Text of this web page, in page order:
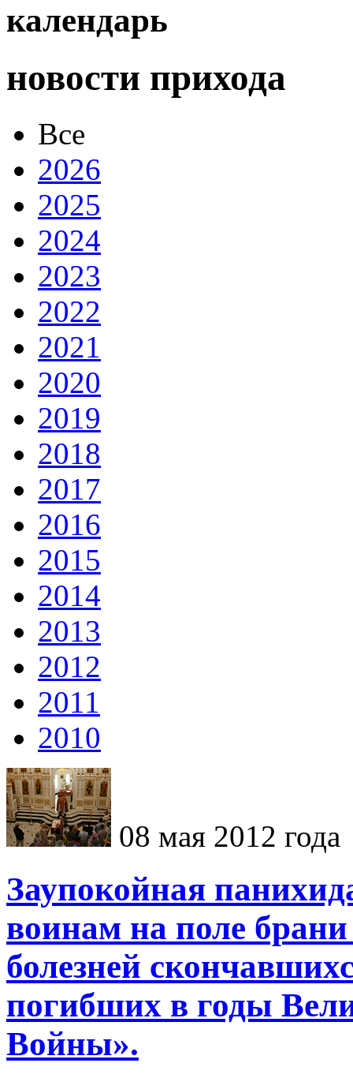
календарь
новости прихода
Все
2026
2025
2024
2023
2022
2021
2020
2019
2018
2017
2016
2015
2014
2013
2012
2011
2010
08 мая 2012 года
Заупокойная
воинам на поле
болезней
погибших в годы
Войны».